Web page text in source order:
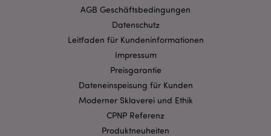
AGB Geschäftsbedingungen
Datenschutz
Leitfaden für Kundeninformationen
Impressum
Preisgarantie
Dateneinspeisung für Kunden
Moderner Sklaverei und Ethik
CPNP Referenz
Produktneuheiten
Streng-notwendige-Cookies ermöglichen
Kernfunktionen der Website wie die
Benutzeranmeldung und die Kontoverwaltung.
Ohne unbedingt notwendige cookies kann die
CookieScriptConsent
.puckator.de